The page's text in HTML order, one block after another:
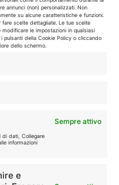
annunci (non) personalizzati. Non
su alcune caratteristiche e funzioni.
scelte dettagliate. Le tue scelte
le impostazioni in qualsiasi
pulsanti della Cookie Policy o cliccando
dello schermo.
Sempre attivo
di dati, Collegare
informazioni
e
👗
Moda
proprietari. Le offerte